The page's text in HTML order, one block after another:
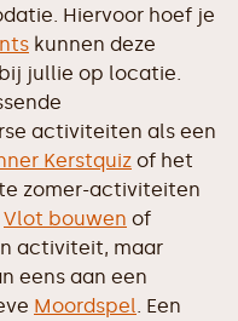
Hiervoor hoef je
kunnen deze
jullie op locatie.
activiteiten als een
Kerstquiz of het
zomer-activiteiten
Vlot bouwen of
activiteit, maar
eens aan een
Moordspel. Een